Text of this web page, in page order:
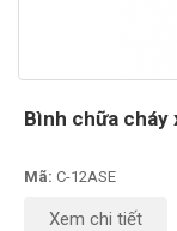
Bình chữa cháy
Mã: C-12ASE
Xem chi tiết